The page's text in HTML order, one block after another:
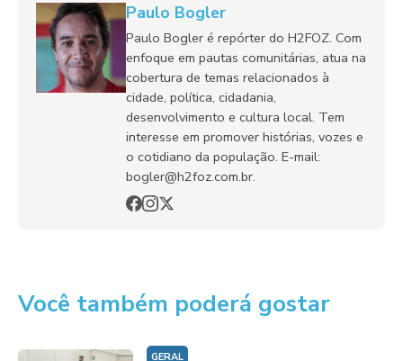
Paulo Bogler
Paulo Bogler é repórter do H2FOZ. Com
enfoque em pautas comunitárias, atua na
cobertura de temas relacionados à
cidade, política, cidadania,
desenvolvimento e cultura local. Tem
interesse em promover histórias, vozes e
o cotidiano da população. E-mail:
bogler@h2foz.com.br.
Você também poderá gostar
GERAL